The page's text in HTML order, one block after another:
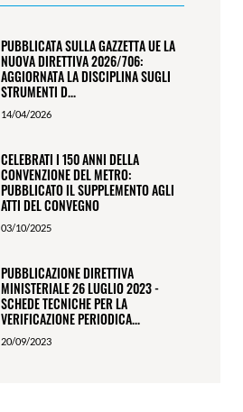
PUBBLICATA SULLA GAZZETTA UE LA
NUOVA DIRETTIVA 2026/706:
AGGIORNATA LA DISCIPLINA SUGLI
STRUMENTI D...
14/04/2026
CELEBRATI I 150 ANNI DELLA
CONVENZIONE DEL METRO:
PUBBLICATO IL SUPPLEMENTO AGLI
ATTI DEL CONVEGNO
03/10/2025
PUBBLICAZIONE DIRETTIVA
MINISTERIALE 26 LUGLIO 2023 -
SCHEDE TECNICHE PER LA
VERIFICAZIONE PERIODICA...
20/09/2023